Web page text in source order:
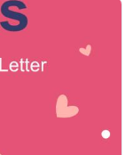
mẫu đẹp
thu hút sự chú ý
nguyên với